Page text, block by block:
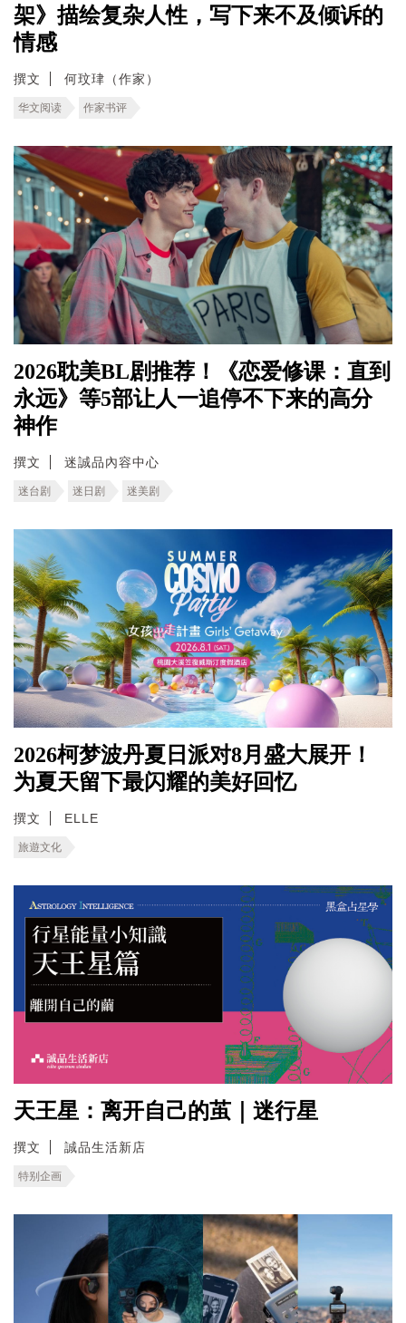
架》描绘复杂人性，写下来不及倾诉的
情感
撰文 何玟珒（作家）
华文阅读 作家书评
2026耽美BL剧推荐！《恋爱修课：直到
永远》等5部让人一追停不下来的高分
神作
撰文 迷誠品內容中心
迷台剧 迷日剧 迷美剧
2026柯梦波丹夏日派对8月盛大展开！
为夏天留下最闪耀的美好回忆
撰文 ELLE
旅遊文化
天王星：离开自己的茧｜迷行星
撰文 誠品生活新店
特别企画